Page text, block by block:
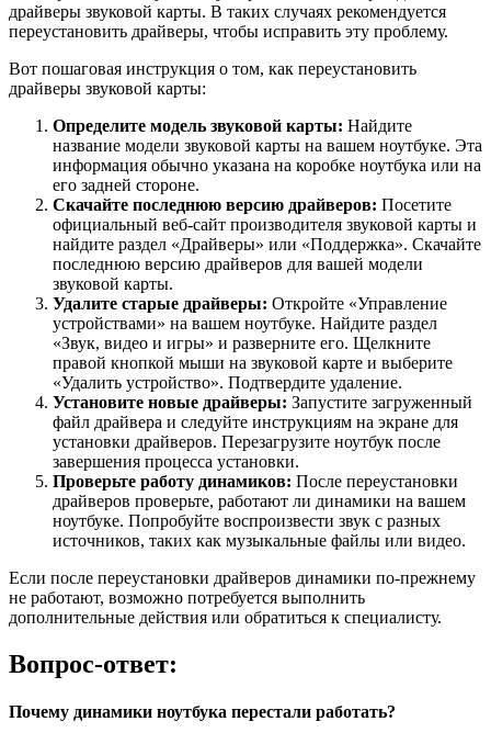
драйверы звуковой карты. В таких случаях рекомендуется
переустановить драйверы, чтобы исправить эту проблему.
Вот пошаговая инструкция о том, как переустановить
драйверы звуковой карты:
Определите модель звуковой карты: Найдите
название модели звуковой карты на вашем ноутбуке. Эта
информация обычно указана на коробке ноутбука или на
его задней стороне.
Скачайте последнюю версию драйверов: Посетите
официальный веб-сайт производителя звуковой карты и
найдите раздел «Драйверы» или «Поддержка». Скачайте
последнюю версию драйверов для вашей модели
звуковой карты.
Удалите старые драйверы: Откройте «Управление
устройствами» на вашем ноутбуке. Найдите раздел
«Звук, видео и игры» и разверните его. Щелкните
правой кнопкой мыши на звуковой карте и выберите
«Удалить устройство». Подтвердите удаление.
Установите новые драйверы: Запустите загруженный
файл драйвера и следуйте инструкциям на экране для
установки драйверов. Перезагрузите ноутбук после
завершения процесса установки.
Проверьте работу динамиков: После переустановки
драйверов проверьте, работают ли динамики на вашем
ноутбуке. Попробуйте воспроизвести звук с разных
источников, таких как музыкальные файлы или видео.
Если после переустановки драйверов динамики по-прежнему
не работают, возможно потребуется выполнить
дополнительные действия или обратиться к специалисту.
Вопрос-ответ:
Почему динамики ноутбука перестали работать?